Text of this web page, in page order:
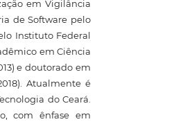
em Vigilância
de Software pelo
Instituto Federal
em Ciência
e doutorado em
Atualmente é
do Ceará.
com ênfase em